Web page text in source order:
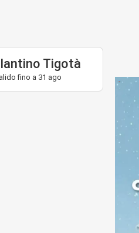
Tigotà
fino a 31 ago